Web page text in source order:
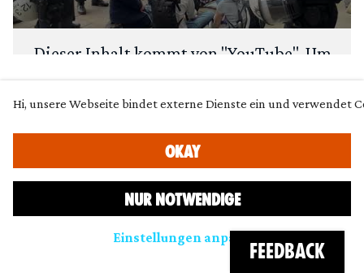
Dieser Inhalt kommt von "YouTube". Um
wir zuerst: Möchtest du den Inhalt laden?
IMMER LADEN
FEEDBACK
Hi, unsere Webseite bindet externe Dienste ein und verwendet
Einstellungen anpassen
NUR NOTWENDIGE
OKAY